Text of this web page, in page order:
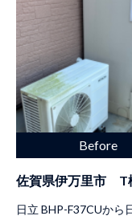
佐賀県伊万里市 T
日立 BHP-F37CUから